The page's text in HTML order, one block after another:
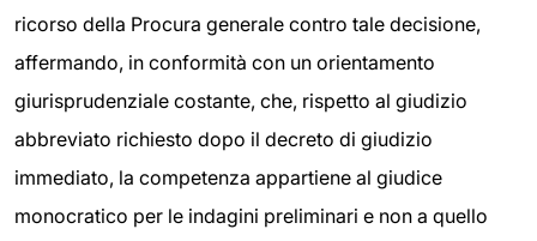
ricorso della Procura generale contro tale decisione,
affermando, in conformità con un orientamento
giurisprudenziale costante, che, rispetto al giudizio
abbreviato richiesto dopo il decreto di giudizio
immediato, la competenza appartiene al giudice
monocratico per le indagini preliminari e non a quello